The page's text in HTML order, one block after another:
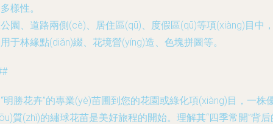
樣性。
園、道路兩側(cè)、居住區(qū)、度假區(qū)等項(xiàng)目中
于林緣點(diǎn)綴、花境營(yíng)造、色塊拼圖等。
明勝花卉”的專業(yè)苗圃到您的花園或綠化項(xiàng)目，一株
質(zhì)的繡球花苗是美好旅程的開始。理解其“四季常開”背后